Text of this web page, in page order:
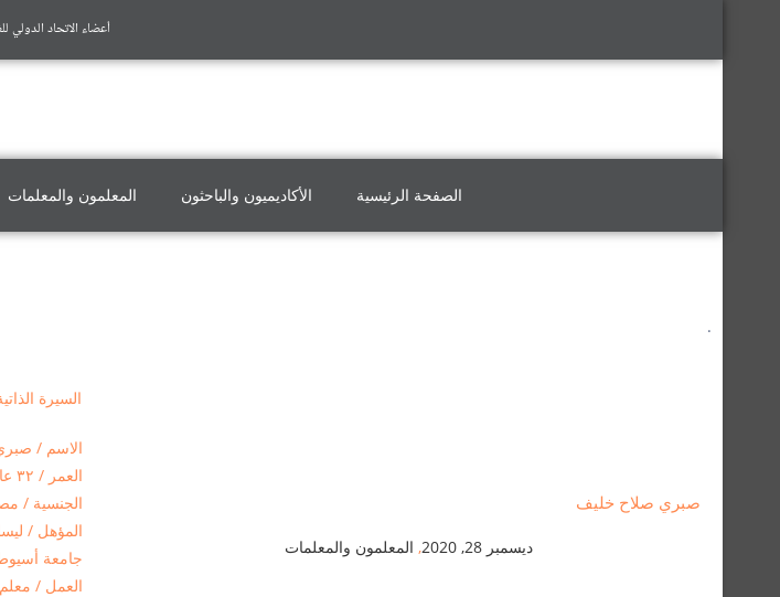
أعضاء الاتحاد الدولي
الصفحة الرئيسية الأكاديميون والباحثون المعلمون والمعلمات
.
السيرة
صبري صلاح خليف
ديسمبر 28, 2020 , المعلمون والمعلمات
الاسم /
العمر / ٣٢ عاما
الجنسية /
المؤهل /
جامعة
العمل / معلم